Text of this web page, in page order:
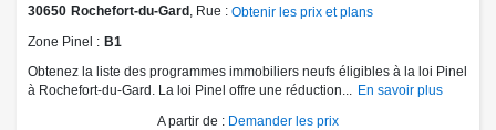
30650 Rochefort-du-Gard , Rue : Obtenir les prix et plans
Zone Pinel
B1
Obtenez la liste des programmes immobiliers neufs éligibles à la loi Pinel
à Rochefort-du-Gard. La loi Pinel offre une réduction...
En savoir plus
A partir de : Demander les prix